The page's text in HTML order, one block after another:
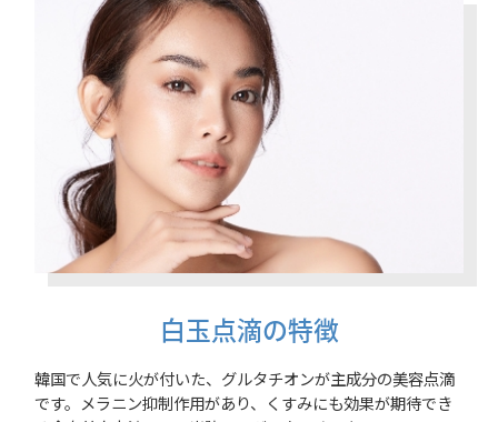
白玉点滴の特徴
韓国で人気に火が付いた、グルタチオンが主成分の美容点滴
です。メラニン抑制作用があり、くすみにも効果が期待でき